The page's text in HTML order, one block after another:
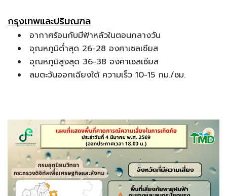
กรุงเทพและปริมณฑล
อากาศร้อนกับมีฟ้าหลัวในตอนกลางวัน
อุณหภูมิต่ำสุด 26-28 องศาเซลเซียส
อุณหภูมิสูงสุด 36-38 องศาเซลเซียส
ลมตะวันออกเฉียงใต้ ความเร็ว 10-15 กม./ชม.